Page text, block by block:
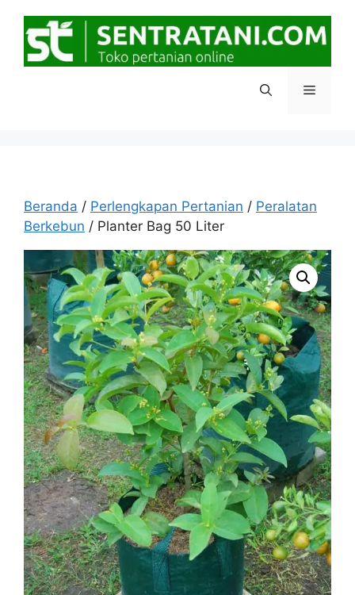
Menu
Beranda / Perlengkapan Pertanian / Peralatan
Berkebun / Planter Bag 50 Liter